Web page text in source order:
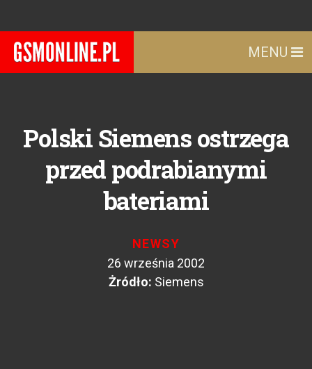
MENU
Polski Siemens ostrzega
przed podrabianymi
bateriami
NEWSY
26 września 2002
Żródło: Siemens